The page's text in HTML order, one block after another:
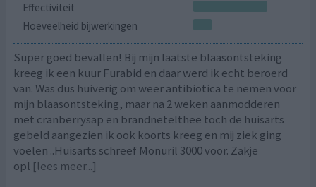
Effectiviteit
Hoeveelheid bijwerkingen
Super goed bevallen! Bij mijn laatste blaasontsteking
kreeg ik een kuur Furabid en daar werd ik echt beroerd
van. Was dus huiverig om weer antibiotica te nemen voor
mijn blaasontsteking, maar na 2 weken aanmodderen
met cranberrysap en brandnetelthee toch de huisarts
gebeld aangezien ik ook koorts kreeg en mij ziek ging
voelen ..Huisarts schreef Monuril 3000 voor. Zakje
opl [lees meer...]